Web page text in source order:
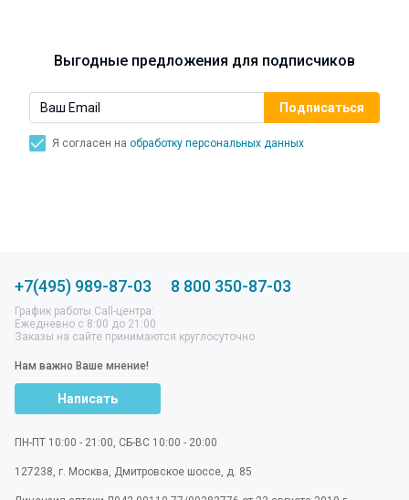
Выгодные предложения для подписчиков
Я согласен на обработку персональных данных
+7(495) 989-87-03 8 800 350-87-03
График работы Call-центра:
Ежедневно с 8:00 до 21:00
Заказы на сайте принимаются круглосуточно
Нам важно Ваше мнение!
Написать
ПН-ПТ 10:00 - 21:00, СБ-ВС 10:00 - 20:00
127238 г. Москва Дмитровское шоссе, д. 85